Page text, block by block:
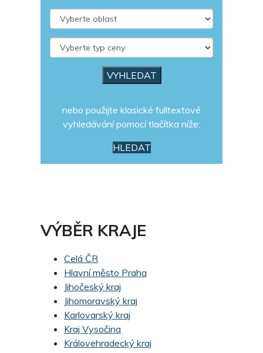
nebo použijte klasické fulltextové
vyhledávání pomocí tlačítka níže:
HLEDAT
VÝBĚR KRAJE
Celá ČR
Hlavní město Praha
Jihočeský kraj
Jihomoravský kraj
Karlovarský kraj
Kraj Vysočina
Královehradecký kraj